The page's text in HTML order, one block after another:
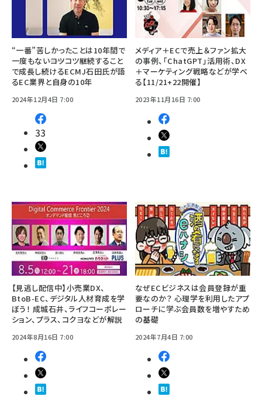
“一番”苦しかったことは10年間で
一度もない――コツコツ継続すること
で成長し続けるECMJ石田氏が語
るEC業界と自身の10年
2024年12月4日 7:00
33
メディア＋ECで売上＆ファン拡大
の事例、「ChatGPT」活用術、DX
＋マーケティング戦略などが学べ
る【11/21+22開催】
2023年11月16日 7:00
【見逃し配信中】小売業DX、
BtoB-EC、デジタル人材育成を学
ぼう！ 成城石井、ライフコーポレー
ション、プラス、コクヨなどが解説
2024年8月16日 7:00
なぜECビジネスは会員登録が重
要なのか？ 心理学を利用したアプ
ローチに学ぶ会員数を増やすため
の基礎
2024年7月4日 7:00